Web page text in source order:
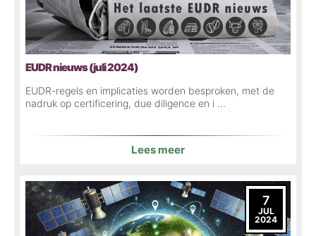
EUDR nieuws (juli 2024)
EUDR-regels en implicaties worden besproken, met de
nadruk op certificering, due diligence en i ...
Lees meer
7
JUL
2024